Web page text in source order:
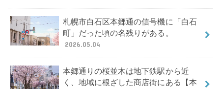
札幌市白石区本郷通の信号機に「白石
町」だった頃の名残りがある。
2026.05.04
本郷通りの桜並木は地下鉄駅から近
く、地域に根ざした商店街にある【本